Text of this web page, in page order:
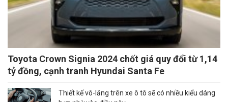
Toyota Crown Signia 2024 chốt giá quy đổi từ 1,14
tỷ đồng, cạnh tranh Hyundai Santa Fe
Thiết kế vô-lăng trên xe ô tô sẽ có nhiều kiểu dáng